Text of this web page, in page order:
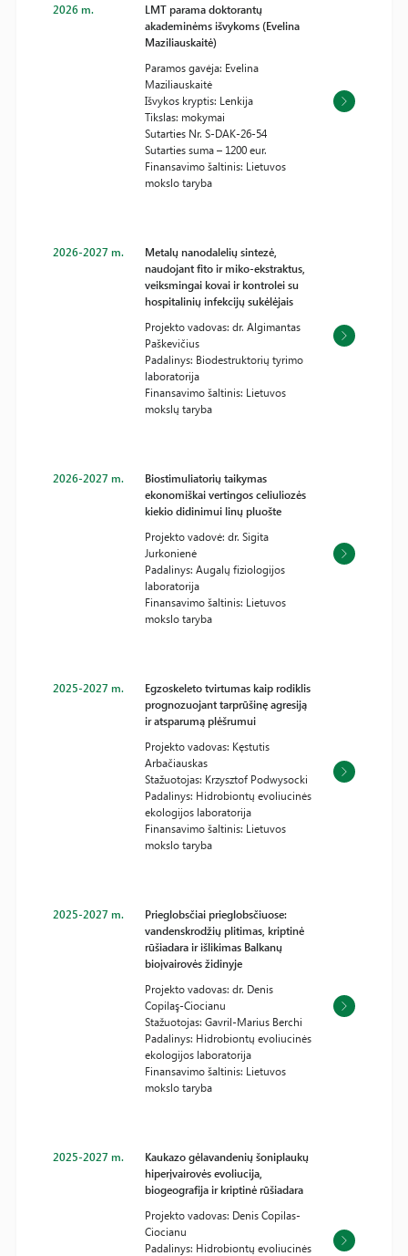
2026 m.
LMT parama doktorantų
akademinėms išvykoms (Evelina
Maziliauskaitė)
Paramos gavėja: Evelina
Maziliauskaitė
Išvykos kryptis: Lenkija
Tikslas: mokymai
Sutarties Nr. S-DAK-26-54
Sutarties suma – 1200 eur.
Finansavimo šaltinis: Lietuvos
mokslo taryba
2026-2027 m.
Metalų nanodalelių sintezė,
naudojant fito ir miko-ekstraktus,
veiksmingai kovai ir kontrolei su
hospitalinių infekcijų sukėlėjais
Projekto vadovas: dr. Algimantas
Paškevičius
Padalinys: Biodestruktorių tyrimo
laboratorija
Finansavimo šaltinis: Lietuvos
mokslų taryba
2026-2027 m.
Biostimuliatorių taikymas
ekonomiškai vertingos celiuliozės
kiekio didinimui linų pluošte
Projekto vadovė: dr. Sigita
Jurkonienė
Padalinys: Augalų fiziologijos
laboratorija
Finansavimo šaltinis: Lietuvos
mokslo taryba
2025-2027 m.
Egzoskeleto tvirtumas kaip rodiklis
prognozuojant tarprūšinę agresiją
ir atsparumą plėšrumui
Projekto vadovas: Kęstutis
Arbačiauskas
Stažuotojas: Krzysztof Podwysocki
Padalinys: Hidrobiontų evoliucinės
ekologijos laboratorija
Finansavimo šaltinis: Lietuvos
mokslo taryba
2025-2027 m.
Prieglobsčiai prieglobsčiuose:
vandenskrodžių plitimas, kriptinė
rūšiadara ir išlikimas Balkanų
bioįvairovės židinyje
Projekto vadovas: dr. Denis
Copilaş-Ciocianu
Stažuotojas: Gavril-Marius Berchi
Padalinys: Hidrobiontų evoliucinės
ekologijos laboratorija
Finansavimo šaltinis: Lietuvos
mokslo taryba
2025-2027 m.
Kaukazo gėlavandenių šoniplaukų
hiperįvairovės evoliucija,
biogeografija ir kriptinė rūšiadara
Projekto vadovas: Denis Copilas-
Ciocianu
Padalinys: Hidrobiontų evoliucinės